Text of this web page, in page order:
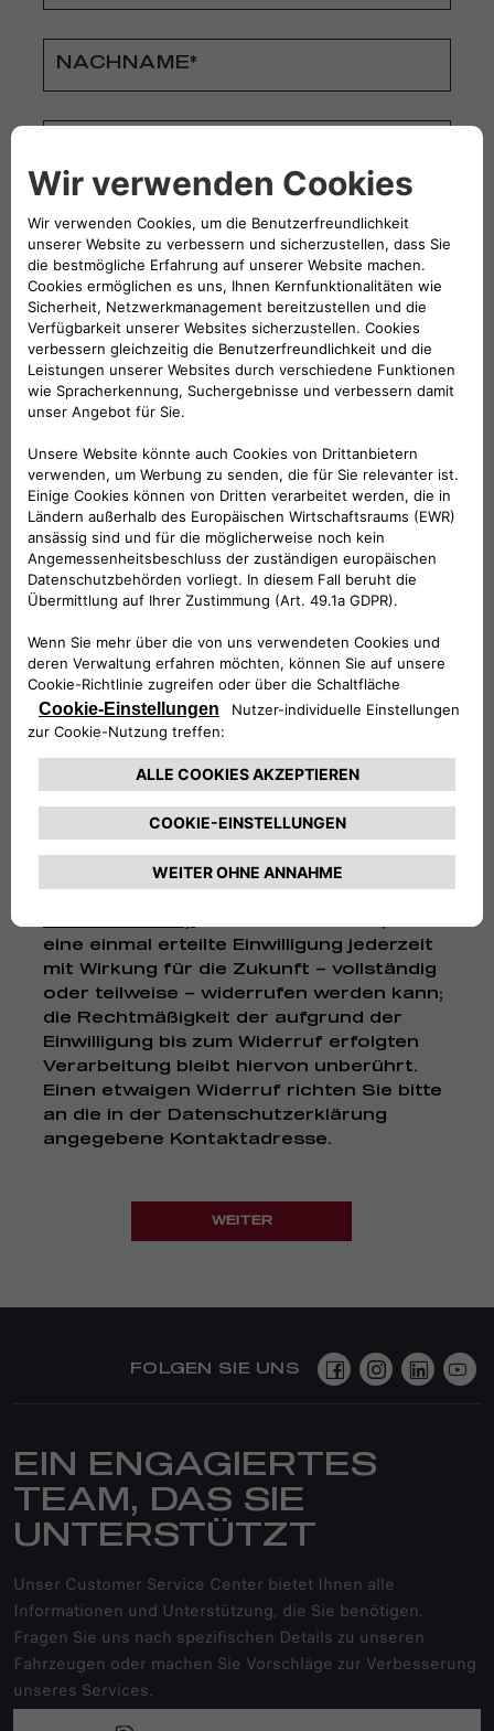
NACHNAME*
* Pflichtfeld.
#informative_0#
EINVERSTÄNDNIS
Nachdem ich dieDatenschutzerklärunggelesen habe
STIMME ICH ZU
IN KONTAKT BLEIBEN!
STIMME ICH ZU
STIMME ICH NICHTZU
STIMME ICH ZU
STIMME ICHNICHT
LERNEN SIE UNSERE PARTNER KENNEN!
eine einmal erteilte Einwilligung jederzeit
mit Wirkung für die Zukunft – vollständig
oder teilweise – widerrufen werden kann;
die Rechtmäßigkeit der aufgrund der
Einwilligung bis zum Widerruf erfolgten
Verarbeitung bleibt hiervon unberührt.
Einen etwaigen Widerruf richten Sie bitte
an die in der Datenschutzerklärung
angegebene Kontaktadresse.
WEITER
FOLGEN SIE UNS
EIN ENGAGIERTES
TEAM, DAS SIE
UNTERSTÜTZT
Unser Customer Service Center bietet Ihnen alle
Informationen und Unterstützung, die Sie benötigen.
Fragen Sie uns nach spezifischen Details zu unseren
Fahrzeugen oder machen Sie Vorschläge zur Verbesserung
unseres Services.